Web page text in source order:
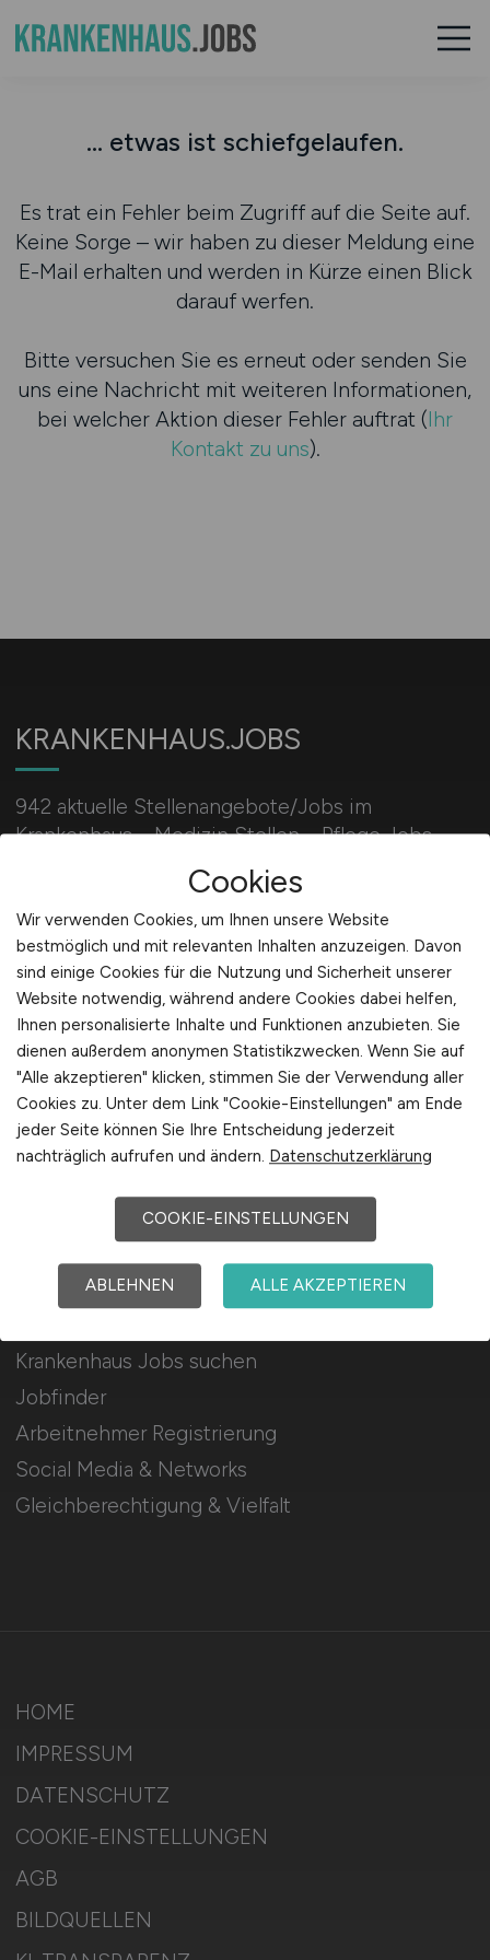
... etwas ist schiefgelaufen.
Es trat ein Fehler beim Zugriff auf die Seite auf.
Keine Sorge – wir haben zu dieser Meldung eine
E-Mail erhalten und werden in Kürze einen Blick
darauf werfen.
Bitte versuchen Sie es erneut oder senden Sie
uns eine Nachricht mit weiteren Informationen,
bei welcher Aktion dieser Fehler auftrat (Ihr
Kontakt zu uns).
KRANKENHAUS.JOBS
942 aktuelle Stellenangebote/Jobs im
Krankenhaus – Medizin Stellen – Pflege Jobs –
Verwaltung Jobs – Arzt Stellenangebote: Jobs im
Für Arbeitnehmer
Krankenhaus Jobs suchen
Jobfinder
Arbeitnehmer Registrierung
Social Media & Networks
Gleichberechtigung & Vielfalt
Für Arbeitgeber
Stellenanzeigen schalten
Mediadaten & Konditionen
Arbeitgeber Seite
Arbeitgeber Kontakt
Karrierenetzwerk
HOME
IMPRESSUM
DATENSCHUTZ
COOKIE-EINSTELLUNGEN
AGB
BILDQUELLEN
Cookies
Wir verwenden Cookies, um Ihnen unsere Website
bestmöglich und mit relevanten Inhalten anzuzeigen. Davon
sind einige Cookies für die Nutzung und Sicherheit unserer
Website notwendig, während andere Cookies dabei helfen,
Ihnen personalisierte Inhalte und Funktionen anzubieten. Sie
dienen außerdem anonymen Statistikzwecken. Wenn Sie auf
"Alle akzeptieren" klicken, stimmen Sie der Verwendung aller
Cookies zu. Unter dem Link "Cookie-Einstellungen" am Ende
jeder Seite können Sie Ihre Entscheidung jederzeit
nachträglich aufrufen und ändern. Datenschutzerklärung
COOKIE-EINSTELLUNGEN
ABLEHNEN ALLE AKZEPTIEREN